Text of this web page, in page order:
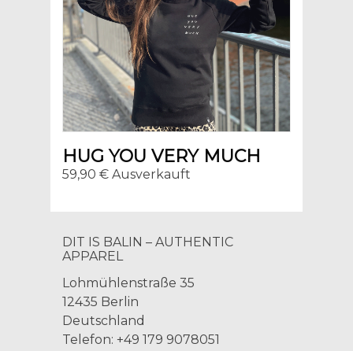
HUG YOU VERY MUCH
59,90 € Ausverkauft
DIT IS BALIN – AUTHENTIC
APPAREL
Lohmühlenstraße 35
12435 Berlin
Deutschland
Telefon: +49 179 9078051